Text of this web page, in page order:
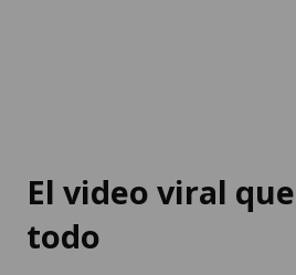
El video viral
todo